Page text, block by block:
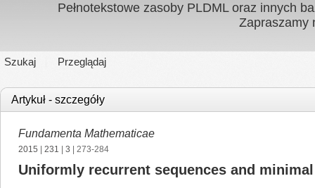
Pełnotekstowe zasoby PLDML oraz innych
Zapraszamy
Szukaj Przeglądaj
Artykuł - szczegóły
Fundamenta Mathematicae
2015 231 3 | 273-284
Uniformly recurrent sequences and